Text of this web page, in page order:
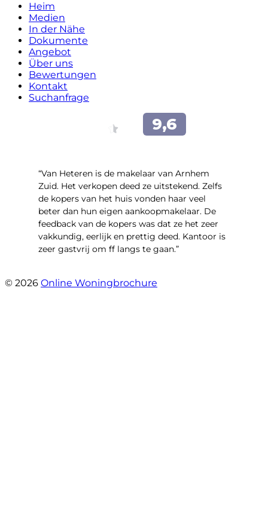
Heim
Medien
In der Nähe
Dokumente
Angebot
Über uns
Bewertungen
Kontakt
Suchanfrage
“Van Heteren is de makelaar van Arnhem
Zuid. Het verkopen deed ze uitstekend. Zelfs
de kopers van het huis vonden haar veel
beter dan hun eigen aankoopmakelaar. De
feedback van de kopers was dat ze het zeer
vakkundig, eerlijk en prettig deed. Kantoor is
zeer gastvrij om ff langs te gaan.”
© 2026 Online Woningbrochure